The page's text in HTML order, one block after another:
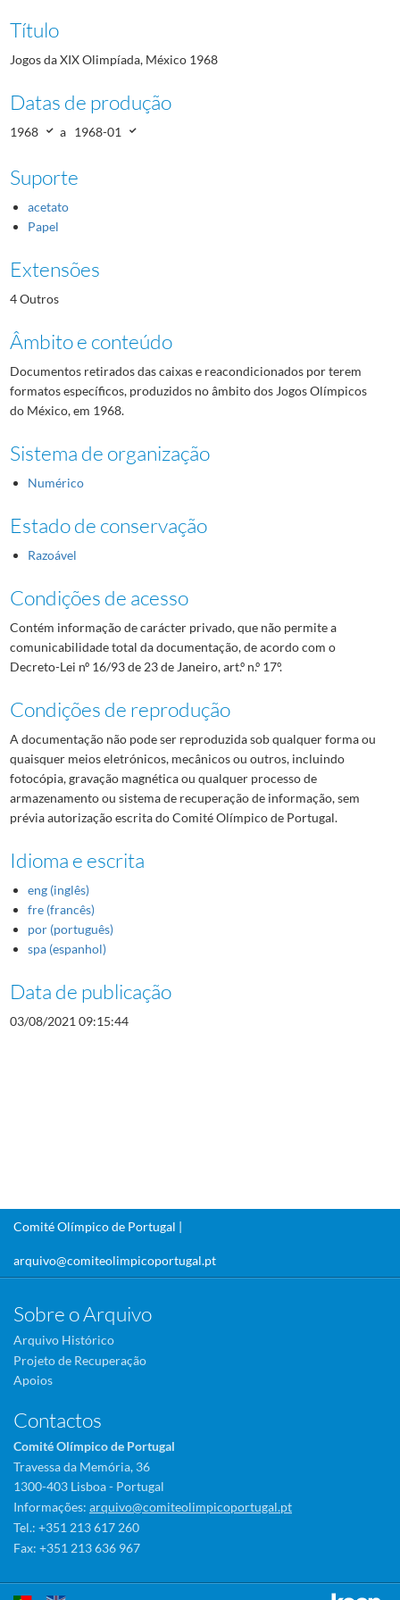
Título
Jogos da XIX Olimpíada, México 1968
Datas de produção
1968 a 1968-01
Suporte
acetato
Papel
Extensões
4 Outros
Âmbito e conteúdo
Documentos retirados das caixas e reacondicionados por terem
formatos específicos, produzidos no âmbito dos Jogos Olímpicos
do México, em 1968.
Sistema de organização
Numérico
Estado de conservação
Razoável
Condições de acesso
Contém informação de carácter privado, que não permite a
comunicabilidade total da documentação, de acordo com o
Decreto-Lei nº 16/93 de 23 de Janeiro, art.º n.º 17º.
Condições de reprodução
A documentação não pode ser reproduzida sob qualquer forma ou
quaisquer meios eletrónicos, mecânicos ou outros, incluindo
fotocópia, gravação magnética ou qualquer processo de
armazenamento ou sistema de recuperação de informação, sem
prévia autorização escrita do Comité Olímpico de Portugal.
Idioma e escrita
eng (inglês)
fre (francês)
por (português)
spa (espanhol)
Data de publicação
03/08/2021 09:15:44
Comité Olímpico de Portugal |
arquivo@comiteolimpicoportugal.pt
Sobre o Arquivo
Arquivo Histórico
Projeto de Recuperação
Apoios
Contactos
Comité Olímpico de Portugal
Travessa da Memória, 36
1300-403 Lisboa - Portugal
Informações: arquivo@comiteolimpicoportugal.pt
Tel.: +351 213 617 260
Fax: +351 213 636 967